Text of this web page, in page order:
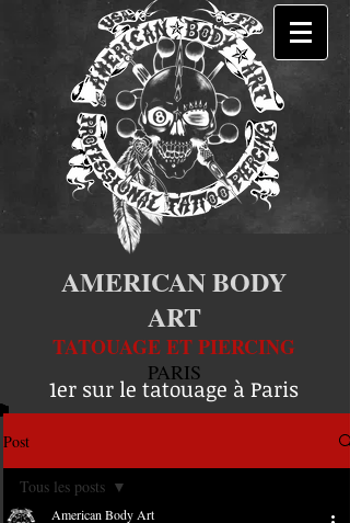
AMERICAN BODY
ART
TATOUAGE ET PIERCING
PARIS
1er sur le tatouage à Paris
Post
Tous les posts
American Body Art